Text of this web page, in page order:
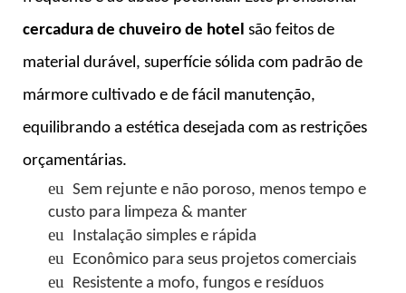
cercadura de chuveiro de hotel são feitos de
material durável, superfície sólida com padrão de
mármore cultivado e de fácil manutenção,
equilibrando a estética desejada com as restrições
orçamentárias.
eu Sem rejunte e não poroso, menos tempo e
custo para limpeza & manter
eu Instalação simples e rápida
eu Econômico para seus projetos comerciais
eu
Resistente a mofo, fungos e resíduos